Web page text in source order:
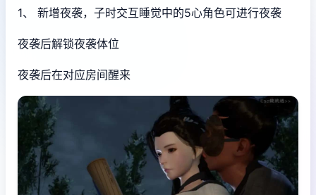
1、 新增夜袭，子时交互睡觉中的5心角色可进行夜袭
夜袭后解锁夜袭体位
夜袭后在对应房间醒来